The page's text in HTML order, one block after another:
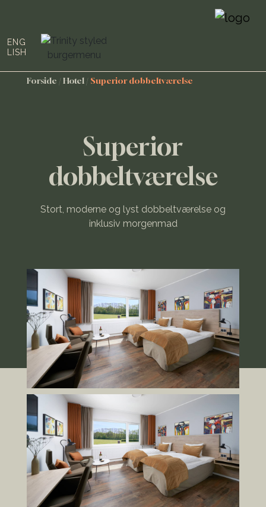
ENG
LISH
Forside /Hotel / Superior dobbeltværelse
Superior
dobbeltværelse
Stort, moderne og lyst dobbeltværelse og
inklusiv morgenmad